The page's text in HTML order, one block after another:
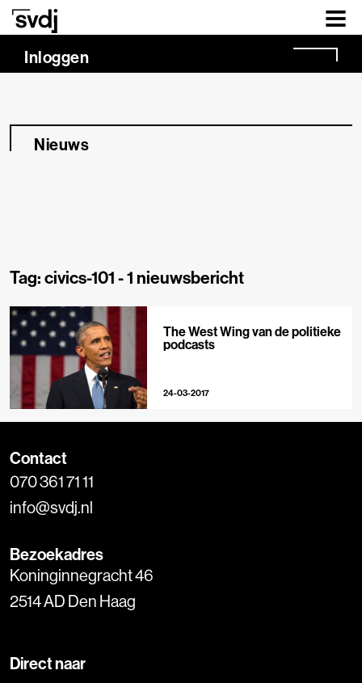
Naar hoofdinhoud
Inloggen
Nieuws
Tag: civics-101 -1 nieuwsbericht
The West Wing van de politieke
podcasts
24-03-2017
Contact
070 361 71 11
info@svdj.nl
Bezoekadres
Koninginnegracht 46
2514 AD Den Haag
Direct naar